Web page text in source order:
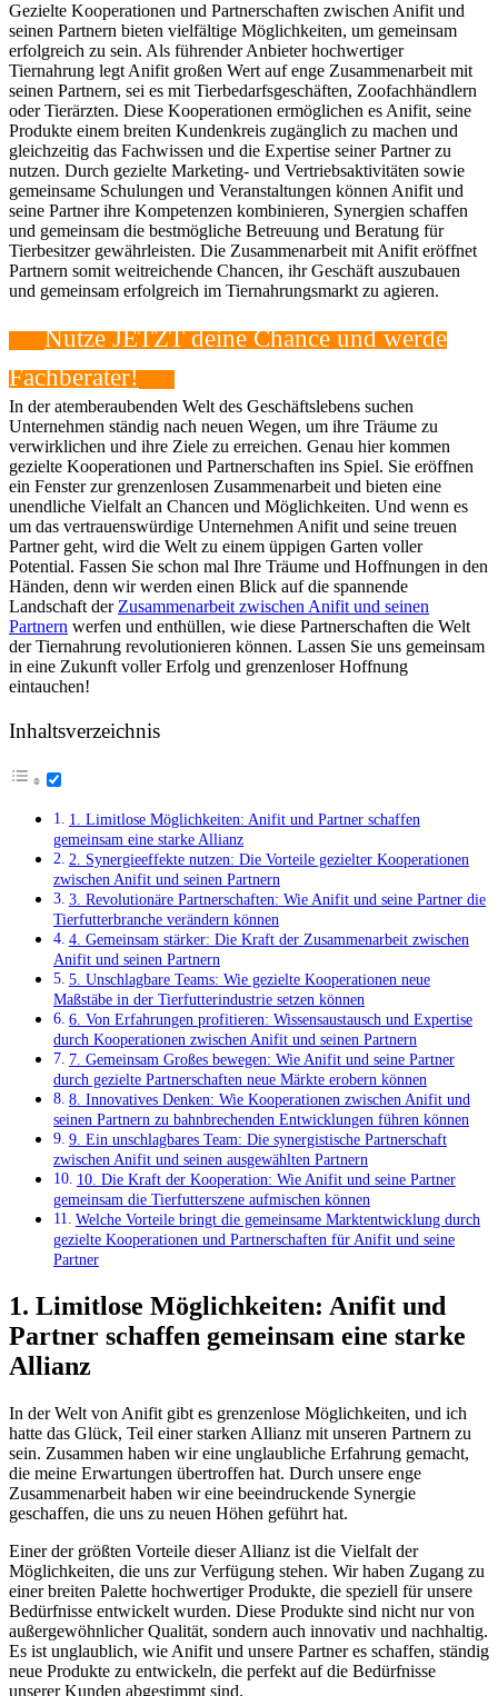
Gezielte Kooperationen und Partnerschaften zwischen Anifit und
seinen Partnern bieten vielfältige Möglichkeiten, um gemeinsam
erfolgreich zu sein. Als führender Anbieter hochwertiger
Tiernahrung legt Anifit großen Wert auf enge Zusammenarbeit mit
seinen Partnern, sei es mit Tierbedarfsgeschäften, Zoofachhändlern
oder Tierärzten. Diese Kooperationen ermöglichen es Anifit, seine
Produkte einem breiten Kundenkreis zugänglich zu machen und
gleichzeitig das Fachwissen und die Expertise seiner Partner zu
nutzen. Durch gezielte Marketing- und Vertriebsaktivitäten sowie
gemeinsame Schulungen und Veranstaltungen können Anifit und
seine Partner ihre Kompetenzen kombinieren, Synergien schaffen
und gemeinsam die bestmögliche Betreuung und Beratung für
Tierbesitzer gewährleisten. Die Zusammenarbeit mit Anifit eröffnet
Partnern somit weitreichende Chancen, ihr Geschäft auszubauen
und gemeinsam erfolgreich im Tiernahrungsmarkt zu agieren.
Nutze JETZT ⁤deine Chance und werde
Fachberater!
In ⁣der atemberaubenden Welt des⁢ Geschäftslebens suchen
Unternehmen ständig nach neuen Wegen, um ihre⁣ Träume zu
verwirklichen und ⁤ihre Ziele zu erreichen. Genau hier⁤ kommen
⁢gezielte ‌Kooperationen und Partnerschaften ins Spiel. Sie ⁣eröffnen
⁢ein Fenster zur grenzenlosen Zusammenarbeit und bieten eine
unendliche Vielfalt an Chancen und Möglichkeiten. Und wenn es
um das vertrauenswürdige ‌Unternehmen⁣ Anifit und ​seine treuen
Partner geht, ‌wird die⁣ Welt zu einem üppigen Garten voller
Potential. Fassen Sie schon mal Ihre Träume und Hoffnungen in den
Händen, denn wir werden einen Blick auf die spannende
Landschaft derZusammenarbeit zwischen Anifit und seinen
Partnern werfen und ⁤enthüllen, wie diese Partnerschaften die Welt
der Tiernahrung revolutionieren können. Lassen Sie uns gemeinsam
in eine Zukunft‌ voller Erfolg und​ grenzenloser Hoffnung​
eintauchen!
Inhaltsverzeichnis
1. Limitlose Möglichkeiten: Anifit und Partner schaffen
gemeinsam eine starke Allianz
2. Synergieeffekte nutzen: ⁢Die Vorteile gezielter Kooperationen
zwischen Anifit und seinen Partnern
3.​ Revolutionäre Partnerschaften: Wie Anifit und seine Partner die
Tierfutterbranche ‍verändern können
4. Gemeinsam stärker: Die Kraft der Zusammenarbeit zwischen
Anifit und seinen Partnern
5. Unschlagbare Teams: Wie gezielte Kooperationen neue
Maßstäbe in der Tierfutterindustrie ​setzen⁢ können
6. Von Erfahrungen profitieren: Wissensaustausch und Expertise
durch Kooperationen zwischen Anifit ⁣und⁤ seinen Partnern
7. Gemeinsam Großes bewegen: ⁣Wie Anifit und seine Partner
durch gezielte Partnerschaften neue Märkte erobern können
8. Innovatives‌ Denken:‌ Wie Kooperationen ‍zwischen Anifit und
seinen Partnern zu bahnbrechenden Entwicklungen führen können
9. ⁢Ein unschlagbares Team: Die synergistische Partnerschaft
zwischen Anifit und seinen ausgewählten Partnern
10. ⁢Die Kraft der Kooperation: Wie Anifit⁣ und⁣ seine Partner
⁤gemeinsam die Tierfutterszene aufmischen können
Welche Vorteile bringt die gemeinsame Marktentwicklung durch
gezielte Kooperationen‍ und Partnerschaften für Anifit und seine⁤
Partner
1. Limitlose Möglichkeiten: Anifit und
Partner schaffen gemeinsam eine starke
Allianz
In der⁢ Welt von ⁣Anifit gibt es grenzenlose ​Möglichkeiten, und ich
hatte‍ das Glück, Teil einer starken Allianz mit unseren Partnern zu
sein. Zusammen haben wir eine unglaubliche Erfahrung gemacht,
die meine Erwartungen übertroffen hat. ‍Durch unsere enge
Zusammenarbeit haben wir eine beeindruckende Synergie
geschaffen, die uns zu neuen ⁤Höhen geführt hat.
Einer der größten⁢ Vorteile dieser Allianz‍ ist die Vielfalt der
Möglichkeiten, die uns zur Verfügung stehen. ⁤Wir haben Zugang zu
einer ⁢breiten Palette hochwertiger Produkte, die speziell für unsere
Bedürfnisse entwickelt wurden. Diese Produkte sind nicht nur von
außergewöhnlicher Qualität, sondern auch⁤ innovativ und nachhaltig.
Es ist unglaublich, wie Anifit ‍und unsere Partner es schaffen, ständig
neue Produkte zu entwickeln, die perfekt auf die Bedürfnisse
unserer Kunden abgestimmt sind.